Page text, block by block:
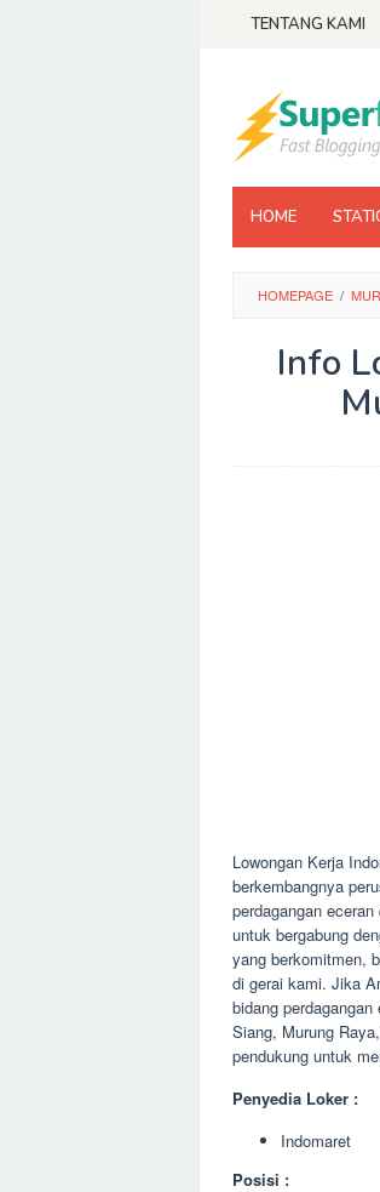
TENTANG KAMI
HOME
HOMEPAGE /
Info
Lowongan Kerja
berkembangnya
perdagangan
untuk bergabung
yang berkomitmen,
di gerai kami. Jika
bidang
Siang, Murung
pendukung untuk
Penyedia Loker :
Indomaret
Posisi :